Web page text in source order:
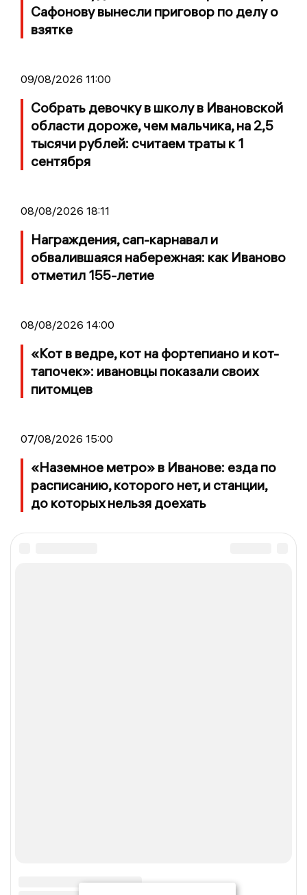
Сафонову вынесли приговор по делу о
взятке
09/08/2026 11:00
Собрать девочку в школу в Ивановской
области дороже, чем мальчика, на 2,5
тысячи рублей: считаем траты к 1
сентября
08/08/2026 18:11
Награждения, сап-карнавал и
обвалившаяся набережная: как Иваново
отметил 155-летие
08/08/2026 14:00
«Кот в ведре, кот на фортепиано и кот-
тапочек»: ивановцы показали своих
питомцев
07/08/2026 15:00
«Наземное метро» в Иванове: езда по
расписанию, которого нет, и станции,
до которых нельзя доехать